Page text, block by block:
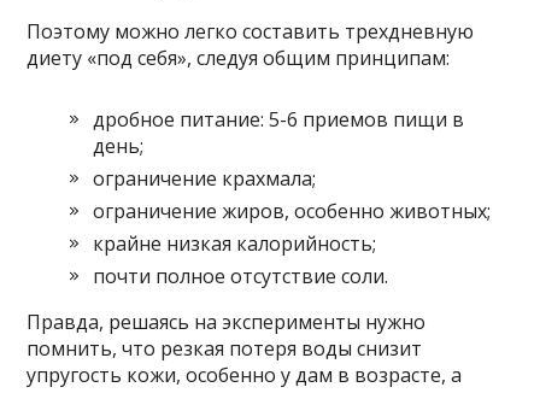
Поэтому можно легко составить трехдневную
диету «под себя», следуя общим принципам:
дробное питание: 5-6 приемов пищи в
день;
ограничение крахмала;
ограничение жиров, особенно животных;
крайне низкая калорийность;
почти полное отсутствие соли.
Правда, решаясь на эксперименты нужно
помнить, что резкая потеря воды снизит
упругость кожи, особенно у дам в возрасте, а